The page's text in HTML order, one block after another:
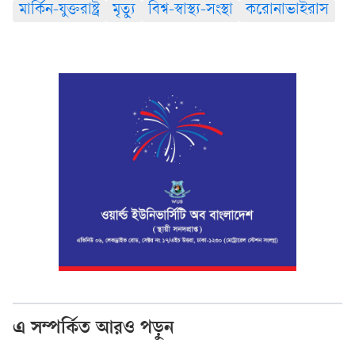
মার্কিন-যুক্তরাষ্ট্র মৃত্যু বিশ্ব-স্বাস্থ্য-সংস্থা করোনাভাইরাস
এ সম্পর্কিত আরও পড়ুন